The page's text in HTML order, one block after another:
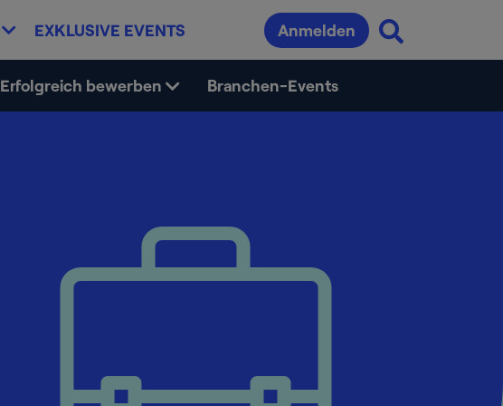
EXKLUSIVE EVENTS Anmelden
Erfolgreich bewerben Branchen-Events